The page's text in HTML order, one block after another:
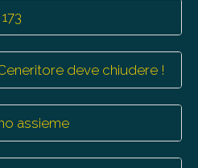
deve chiudere !
assieme